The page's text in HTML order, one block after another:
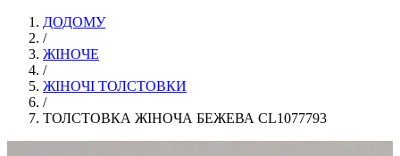
ДОДОМУ
/
ЖІНОЧЕ
/
ЖІНОЧІ ТОЛСТОВКИ
/
ТОЛСТОВКА ЖІНОЧА БЕЖЕВА CL1077793